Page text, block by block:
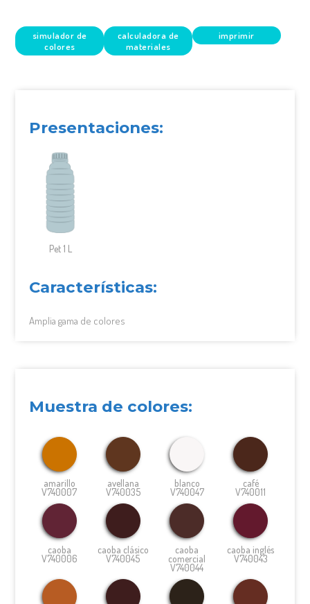
simulador de
colores
calculadora de
materiales
imprimir
Presentaciones:
Pet 1 L
Características:
Amplia gama de colores
Muestra de colores:
amarillo
V740007
avellana
V740035
blanco
V740047
café
V740011
caoba
V740006
caoba clásico
V740045
caoba
comercial
V740044
caoba inglés
V740043